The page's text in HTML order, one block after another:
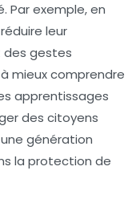
. Par exemple, en
leur
des gestes
mieux comprendre
apprentissages
des citoyens
génération
la protection de